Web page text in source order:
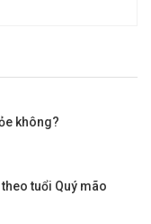
không?
tuổi Quý mão